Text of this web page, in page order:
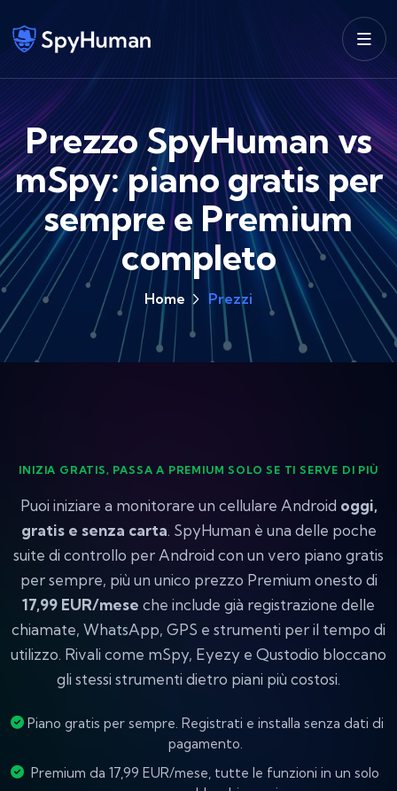
Prezzo SpyHuman vs
mSpy: piano gratis per
sempre e Premium
completo
Home Prezzi
INIZIA GRATIS, PASSA A PREMIUM SOLO SE TI SERVE DI PIÙ
Puoi iniziare a monitorare un cellulare Android oggi,
gratis e senza carta. SpyHuman è una delle poche
suite di controllo per Android con un vero piano gratis
per sempre, più un unico prezzo Premium onesto di
17,99 EUR/mese che include già registrazione delle
chiamate, WhatsApp, GPS e strumenti per il tempo di
utilizzo. Rivali come mSpy, Eyezy e Qustodio bloccano
gli stessi strumenti dietro piani più costosi.
Piano gratis per sempre. Registrati e installa senza dati di
pagamento.
Premium da 17,99 EUR/mese, tutte le funzioni in un solo